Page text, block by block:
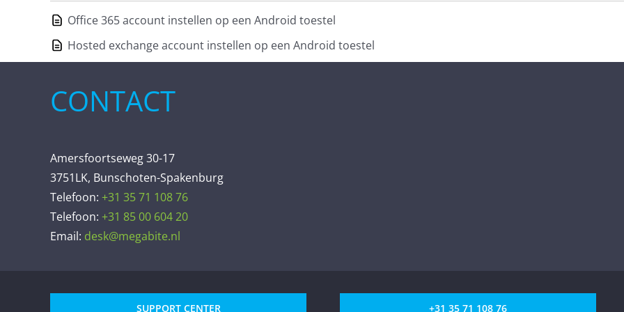
Office 365 account instellen op een Android toestel
Hosted exchange account instellen op een Android toestel
CONTACT
Amersfoortseweg 30-17
3751LK, Bunschoten-Spakenburg
Telefoon: +31 35 71 108 76
Telefoon: +31 85 00 604 20
Email: desk@megabite.nl
SUPPORT CENTER +31 35 71 108 76